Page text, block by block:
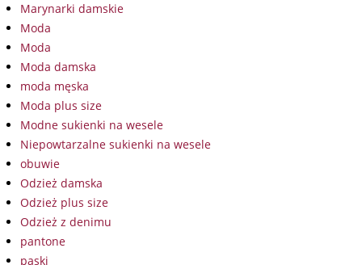
Marynarki damskie
Moda
Moda
Moda damska
moda męska
Moda plus size
Modne sukienki na wesele
Niepowtarzalne sukienki na wesele
obuwie
Odzież damska
Odzież plus size
Odzież z denimu
pantone
paski